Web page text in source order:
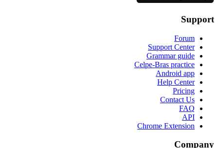
Support
Forum
Support Center
Grammar guide
Celpe-Bras practice
Android app
Help Center
Pricing
Contact Us
FAQ
API
Chrome Extension
Company